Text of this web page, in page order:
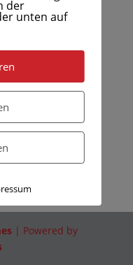
| Powered by
der
unten auf